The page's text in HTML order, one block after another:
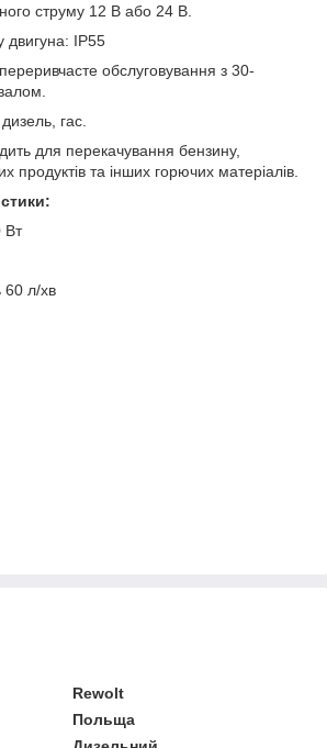
струму 12 В або 24 В.
двигуна: IP55
обслуговування з 30-
гас.
для перекачування бензину,
продуктів та інших горючих матеріалів.
Вт
60 л/хв
Rewolt
Польща